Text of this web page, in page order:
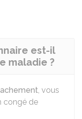
est-il
maladie ?
, vous
congé de